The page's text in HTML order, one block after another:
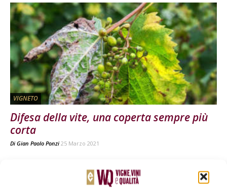
VIGNETO
Difesa della vite, una coperta sempre più
corta
Di Gian Paolo Ponzi 25 Marzo 2021